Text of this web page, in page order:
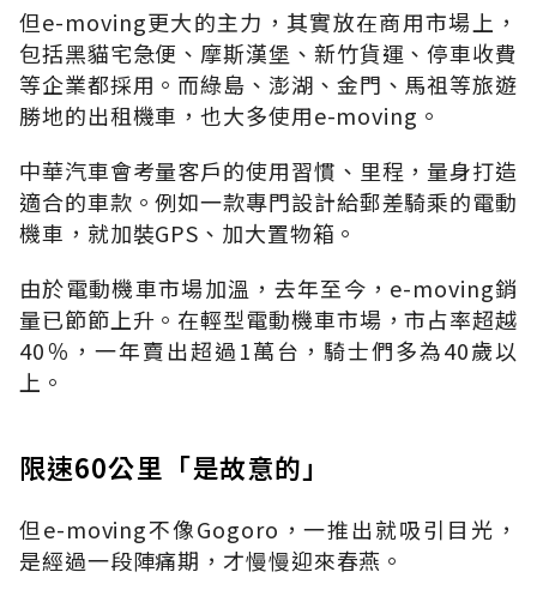
但e-moving更大的主力，其實放在商用市場上，
包括黑貓宅急便、摩斯漢堡、新竹貨運、停車收費
等企業都採用。而綠島、澎湖、金門、馬祖等旅遊
勝地的出租機車，也大多使用e-moving。
中華汽車會考量客戶的使用習慣、里程，量身打造
適合的車款。例如一款專門設計給郵差騎乘的電動
機車，就加裝GPS、加大置物箱。
由於電動機車市場加溫，去年至今，e-moving銷
量已節節上升。在輕型電動機車市場，市占率超越
40％，一年賣出超過1萬台，騎士們多為40歲以
上。
限速60公里「是故意的」
但e-moving不像Gogoro，一推出就吸引目光，
是經過一段陣痛期，才慢慢迎來春燕。